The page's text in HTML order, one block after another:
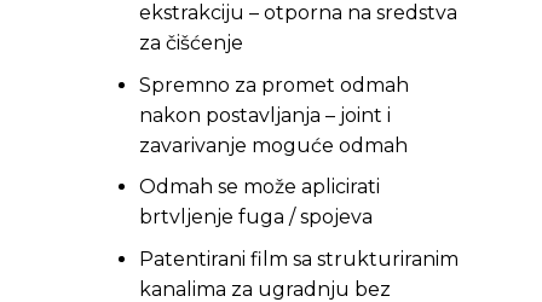
ekstrakciju – otporna na sredstva
za čišćenje
Spremno za promet odmah
nakon postavljanja – joint i
zavarivanje moguće odmah
Odmah se može aplicirati
brtvljenje fuga / spojeva
Patentirani film sa strukturiranim
kanalima za ugradnju bez